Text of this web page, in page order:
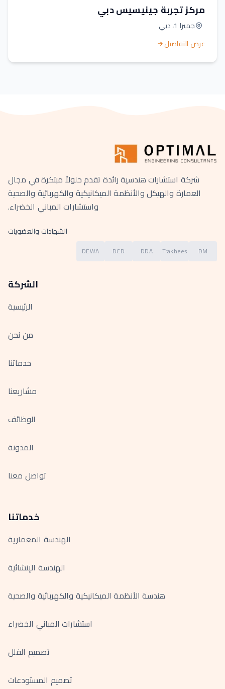
مركز تجربة جينيسيس دبي
جميرا 1، دبي
عرض التفاصيل
شركة استشارات هندسية رائدة تقدم حلولاً مبتكرة في مجال
العمارة والهيكل والأنظمة الميكانيكية والكهربائية والصحية
واستشارات المباني الخضراء.
الشهادات والعضويات
DM
Trakhees
DDA
DCD
DEWA
الشركة
الرئيسية
من نحن
خدماتنا
مشاريعنا
الوظائف
المدونة
تواصل معنا
خدماتنا
الهندسة المعمارية
الهندسة الإنشائية
هندسة الأنظمة الميكانيكية والكهربائية والصحية
استشارات المباني الخضراء
تصميم الفلل
تصميم المستودعات